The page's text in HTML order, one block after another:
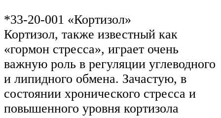
*33-20-001 «Кортизол»
Кортизол, также известный как
«гормон стресса», играет очень
важную роль в регуляции углеводного
и липидного обмена. Зачастую, в
состоянии хронического стресса и
повышенного уровня кортизола